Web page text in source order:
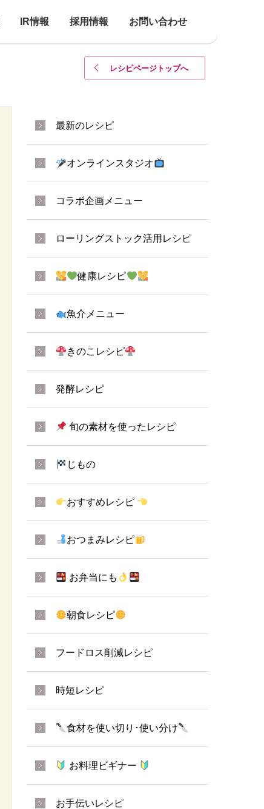
IR情報 採用情報 お問い合わせ
レシピページトップへ
最新のレシピ
オンラインスタジオ
コラボ企画メニュー
ローリングストック活用レシピ
健康レシピ
魚介メニュー
きのこレシピ
発酵レシピ
旬の素材を使ったレシピ
じもの
おすすめレシピ
おつまみレシピ
お弁当にも
朝食レシピ
フードロス削減レシピ
時短レシピ
食材を使い切り･使い分け
お料理ビギナー
お手伝いレシピ